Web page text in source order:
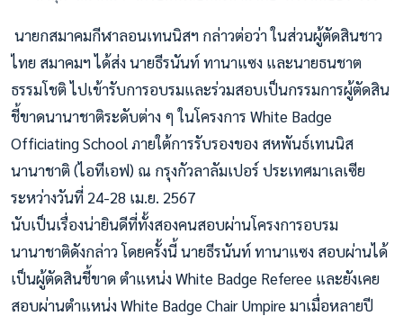
​ นายกสมาคมกีฬาลอนเทนนิสฯ กล่าวต่อว่า ในส่วนผู้ตัดสินชาว
ไทย สมาคมฯ ได้ส่ง นายธีรนันท์ ทานาแซง และนายธนชาต
ธรรมโชติ ไปเข้ารับการอบรมและร่วมสอบเป็นกรรมการผู้ตัดสิน
ชี้ขาดนานาชาติระดับต่าง ๆ ในโครงการ White Badge
Officiating School ภายใต้การรับรองของ สหพันธ์เทนนิส
นานาชาติ (ไอทีเอฟ) ณ กรุงกัวลาลัมเปอร์ ประเทศมาเลเซีย
ระหว่างวันที่ 24-28 เม.ย. 2567
นับเป็นเรื่องน่ายินดีที่ทั้งสองคนสอบผ่านโครงการอบรม
นานาชาติดังกล่าว โดยครั้งนี้ นายธีรนันท์ ทานาแซง สอบผ่านได้
เป็นผู้ตัดสินชี้ขาด ตำแหน่ง White Badge Referee และยังเคย
สอบผ่านตำแหน่ง White Badge Chair Umpire มาเมื่อหลายปี